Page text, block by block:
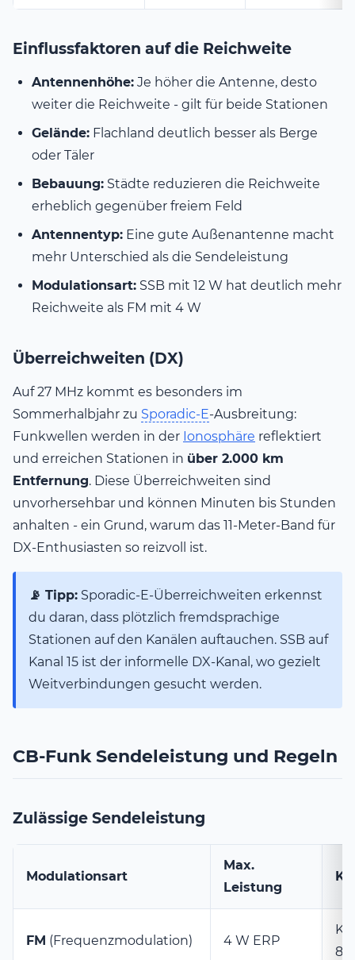
Einflussfaktoren auf die Reichweite
Antennenhöhe: Je höher die Antenne, desto
weiter die Reichweite - gilt für beide Stationen
Gelände: Flachland deutlich besser als Berge
oder Täler
Bebauung: Städte reduzieren die Reichweite
erheblich gegenüber freiem Feld
Antennentyp: Eine gute Außenantenne macht
mehr Unterschied als die Sendeleistung
Modulationsart: SSB mit 12 W hat deutlich mehr
Reichweite als FM mit 4 W
Überreichweiten (DX)
Auf 27 MHz kommt es besonders im
Sommerhalbjahr zu Sporadic-E-Ausbreitung:
Funkwellen werden in der Ionosphäre reflektiert
und erreichen Stationen in über 2.000 km
Entfernung. Diese Überreichweiten sind
unvorhersehbar und können Minuten bis Stunden
anhalten - ein Grund, warum das 11-Meter-Band für
DX-Enthusiasten so reizvoll ist.
📡 Tipp: Sporadic-E-Überreichweiten erkennst
du daran, dass plötzlich fremdsprachige
Stationen auf den Kanälen auftauchen. SSB auf
Kanal 15 ist der informelle DX-Kanal, wo gezielt
Weitverbindungen gesucht werden.
CB-Funk Sendeleistung und Regeln
Zulässige Sendeleistung
Modulationsart
Max.
Leistung
FM (Frequenzmodulation) 4 W ERP
80